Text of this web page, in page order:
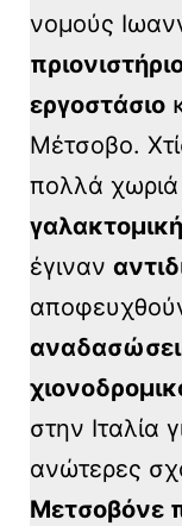
νομούς
εργοστάσιο
Μέτσοβο.
πολλά χωριά
γαλακτομική
έγιναν
στην Ιταλία
ανώτερες
Μετσοβόνε